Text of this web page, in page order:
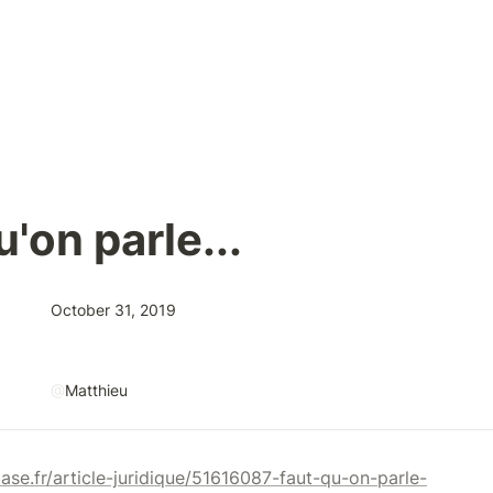
parle...
October 31, 2019
@ Matthieu
article-juridique/51616087-faut-qu-on-parle-